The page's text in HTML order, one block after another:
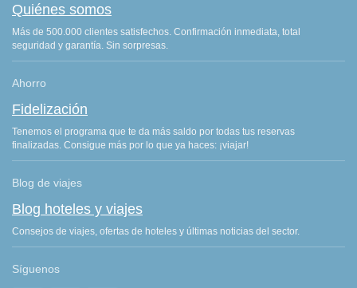
Quiénes somos
Más de 500.000 clientes satisfechos. Confirmación inmediata, total
seguridad y garantía. Sin sorpresas.
Ahorro
Fidelización
Tenemos el programa que te da más saldo por todas tus reservas
finalizadas. Consigue más por lo que ya haces: ¡viajar!
Blog de viajes
Blog hoteles y viajes
Consejos de viajes, ofertas de hoteles y últimas noticias del sector.
Síguenos